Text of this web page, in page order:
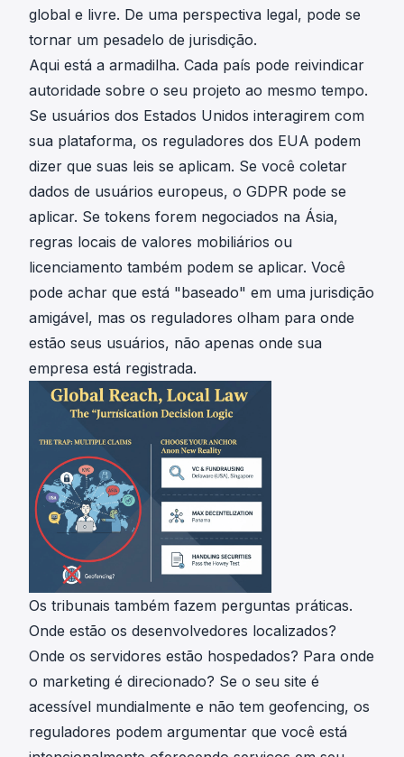
global e livre. De uma perspectiva legal, pode se
tornar um pesadelo de jurisdição.
Aqui está a armadilha. Cada país pode reivindicar
autoridade sobre o seu projeto ao mesmo tempo.
Se usuários dos Estados Unidos interagirem com
sua plataforma, os reguladores dos EUA podem
dizer que suas leis se aplicam. Se você coletar
dados de usuários europeus, o GDPR pode se
aplicar. Se tokens forem negociados na Ásia,
regras locais de valores mobiliários ou
licenciamento também podem se aplicar. Você
pode achar que está "baseado" em uma jurisdição
amigável, mas os reguladores olham para onde
estão seus usuários, não apenas onde sua
empresa está registrada.
Os tribunais também fazem perguntas práticas.
Onde estão os desenvolvedores localizados?
Onde os servidores estão hospedados? Para onde
o marketing é direcionado? Se o seu site é
acessível mundialmente e não tem geofencing, os
reguladores podem argumentar que você está